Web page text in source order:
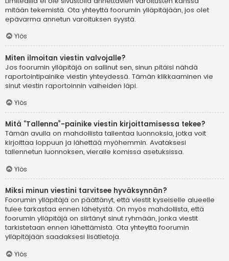
mitään tekemistä. Ota yhteyttä foorumin ylläpitäjään, jos olet
epävarma annetun varoituksen syystä.
Ylös
Miten ilmoitan viestin valvojalle?
Jos foorumin ylläpitäjä on sallinut sen, sinun pitäisi nähdä
raportointipainike viestin yhteydessä. Tämän klikkaaminen vie
sinut viestin raportoinnin vaiheiden läpi.
Ylös
Mitä “Tallenna”-painike viestin kirjoittamisessa tekee?
Tämän avulla on mahdollista tallentaa luonnoksia, jotka voit
kirjoittaa loppuun ja lähettää myöhemmin. Avataksesi
tallennetun luonnoksen, vieraile komissa asetuksissa.
Ylös
Miksi minun viestini tarvitsee hyväksynnän?
Foorumin ylläpitäjä on päättänyt, että viestit kyseiselle alueelle
tulee tarkastaa ennen lähetystä. On myös mahdollista, että
foorumin ylläpitäjä on siirtänyt sinut ryhmään, jonka viestit
tarkistetaan ennen lähettämistä. Ota yhteyttä foorumin
ylläpitäjään saadaksesi lisätietoja.
Ylös